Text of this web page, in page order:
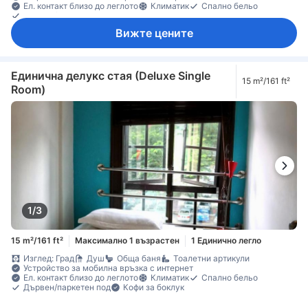
Ел. контакт близо до леглото
Климатик
Спално бельо
Вижте цените
Единична делукс стая (Deluxe Single
Room)
15 m²/161 ft²
1/3
15 m²/161 ft² Максимално 1 възрастен
1 Единично легло
Изглед: Град
Душ Обща баня
Тоалетни артикули
Устройство за мобилна връзка с интернет
Ел. контакт близо до леглото
Климатик
Спално бельо
Дървен/паркетен под
Кофи за боклук